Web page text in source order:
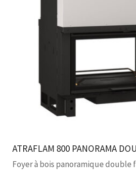
ATRAFLAM 800 PANORAMA
Foyer à bois panoramique double